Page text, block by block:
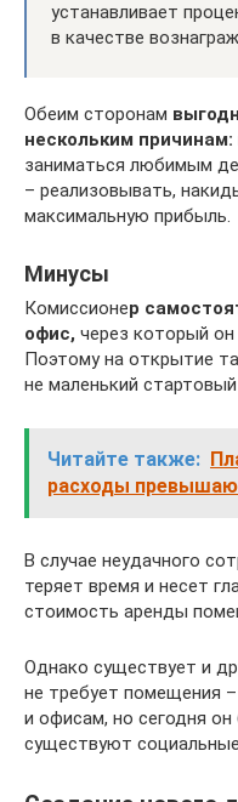
устанавливает
в качестве
Обеим сторонам
нескольким причинам:
заниматься любимым
– реализовывать,
максимальную прибыль.
Минусы
Комиссионер
офис, через который он
Поэтому на открытие
не маленький
Читайте также:
расходы
В случае неудачного
теряет время и несет
стоимость аренды
Однако существует и
не требует помещения
и офисам, но сегодня
существуют